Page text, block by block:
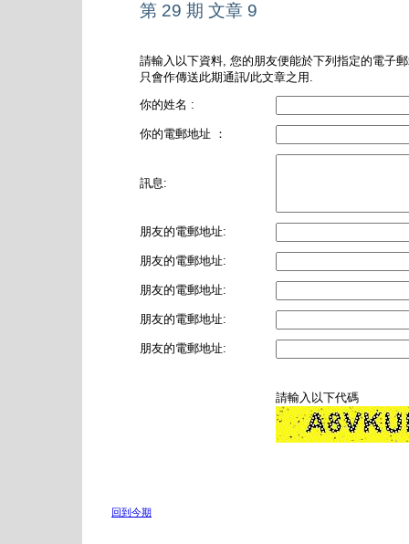
第 29 期 文章 9
請輸入以下資料, 您的朋友便能於下列指定的電子
只會作傳送此期通訊/此文章之用.
你的姓名 :
你的電郵地址 ：
訊息:
朋友的電郵地址:
朋友的電郵地址:
朋友的電郵地址:
朋友的電郵地址:
朋友的電郵地址:
請輸入以下代碼
回到今期